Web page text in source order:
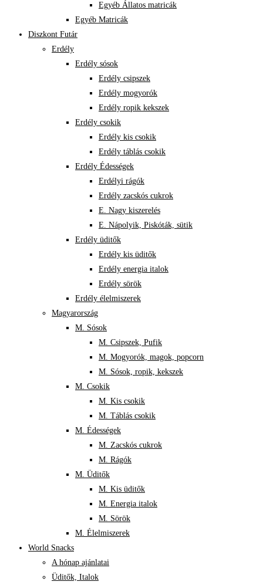
Egyéb Állatos matricák
Egyéb Matricák
Diszkont Futár
Erdély
Erdély sósok
Erdély csipszek
Erdély mogyorók
Erdély ropik kekszek
Erdély csokik
Erdély kis csokik
Erdély táblás csokik
Erdély Édességek
Erdélyi rágók
Erdély zacskós cukrok
E. Nagy kiszerelés
E. Nápolyik, Piskóták, sütik
Erdély üditők
Erdély kis üditők
Erdély energia italok
Erdély sörök
Erdély élelmiszerek
Magyarország
M. Sósok
M. Csipszek, Pufik
M. Mogyorók, magok, popcorn
M. Sósok, ropik, kekszek
M. Csokik
M. Kis csokik
M. Táblás csokik
M. Édességek
M. Zacskós cukrok
M. Rágók
M. Üditők
M. Kis üditők
M. Energia italok
M. Sörök
M. Élelmiszerek
World Snacks
A hónap ajánlatai
Üditők, Italok